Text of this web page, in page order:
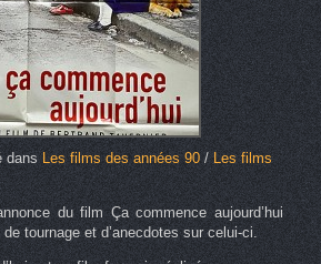
dans Les films des années 90/Les films
du film Ça commence aujourd’hui
tournage et d’anecdotes sur celui-ci.